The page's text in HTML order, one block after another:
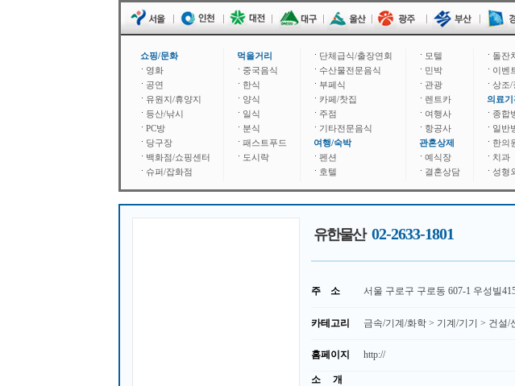
쇼핑/문화
영화
공연
유원지/휴양지
등산/낚시
PC방
당구장
백화점/쇼핑센터
슈퍼/잡화점
먹을거리
중국음식
한식
양식
일식
분식
패스트푸드
도시락
단체급식/출장연회
수산물전문음식
부페식
카페/찻집
주점
기타전문음식
여행/숙박
펜션
호텔
모텔
민박
관광
렌트카
여행사
항공사
관혼상제
예식장
결혼상담
돌잔
이벤
상조/
의료기
종합
일반
한의
치과
성형
유한물산 02-2633-1801
주 소 서울 구로구 구로동 607-1 우성빌
카테고리 금속/기계/화학 > 기계/기기 > 건설/
홈페이지 http://
소 개